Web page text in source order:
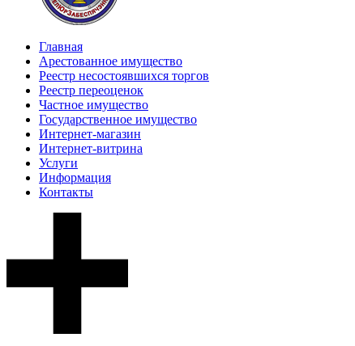
Главная
Арестованное имущество
Реестр несостоявшихся торгов
Реестр переоценок
Частное имущество
Государственное имущество
Интернет-магазин
Интернет-витрина
Услуги
Информация
Контакты